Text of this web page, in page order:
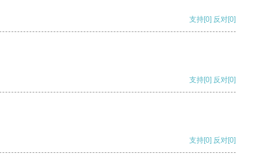
支持[0] 反对[0]
支持[0] 反对[0]
支持[0] 反对[0]